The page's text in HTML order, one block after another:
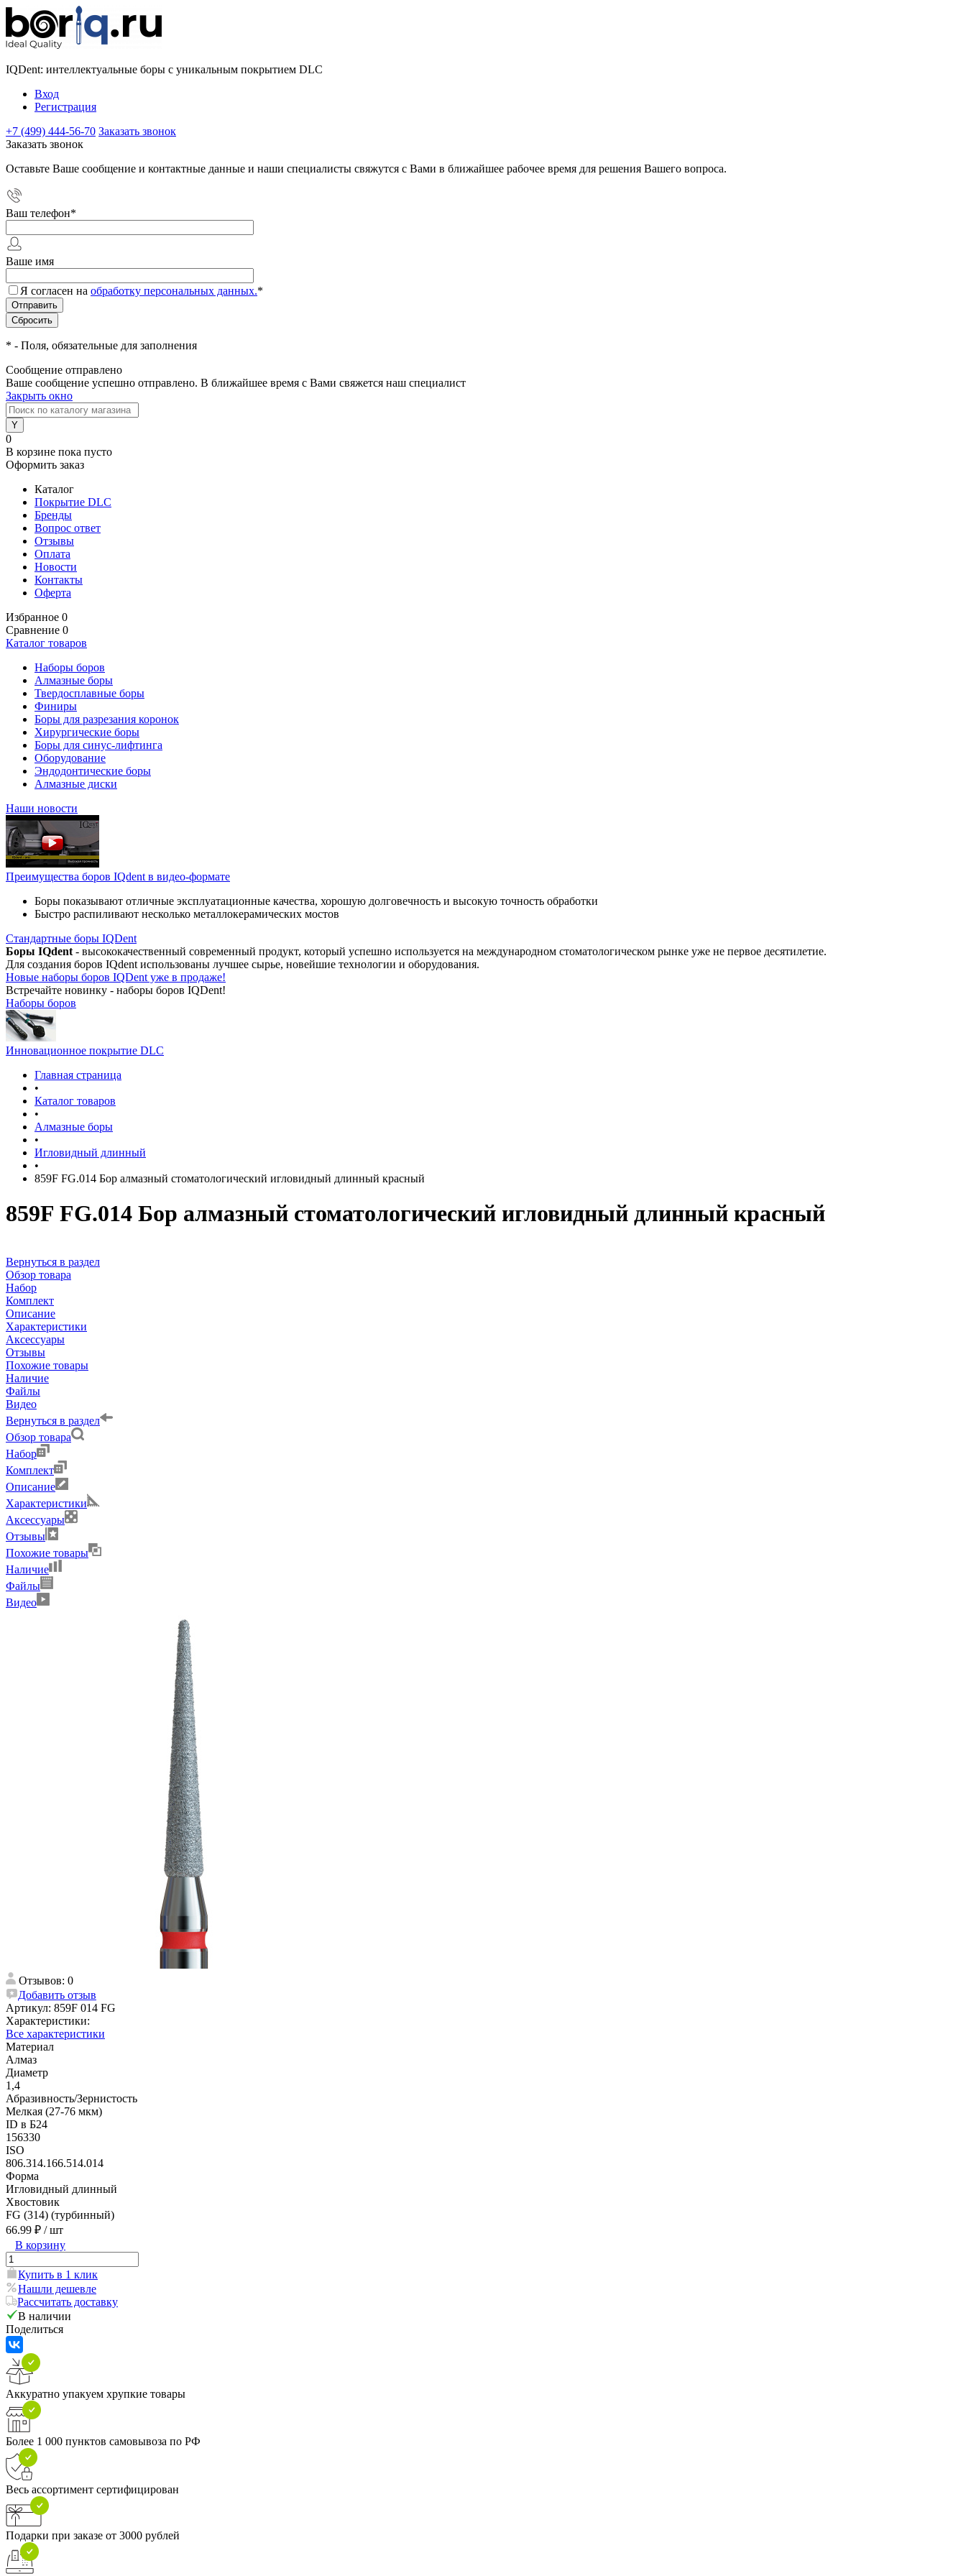
IQDent: интеллектуальные боры с уникальным покрытием DLC
Вход
Регистрация
+7 (499) 444-56-70 Заказать звонок
Заказать звонок
Оставьте Ваше сообщение и контактные данные и наши специалисты свяжутся с Вами в ближайшее рабочее время для решения Вашего вопроса.
Ваш телефон*
Ваше имя
Я согласен на обработку персональных данных.*
* - Поля, обязательные для заполнения
Сообщение отправлено
Ваше сообщение успешно отправлено. В ближайшее время с Вами свяжется наш специалист
Закрыть окно
0
В корзине пока пусто
Оформить заказ
Каталог
Покрытие DLC
Бренды
Вопрос ответ
Отзывы
Оплата
Новости
Контакты
Оферта
Избранное 0
Сравнение 0
Каталог товаров
Наборы боров
Алмазные боры
Твердосплавные боры
Финиры
Боры для разрезания коронок
Хирургические боры
Боры для синус-лифтинга
Оборудование
Эндодонтические боры
Алмазные диски
Наши новости
Преимущества боров IQdent в видео-формате
Боры показывают отличные эксплуатационные качества, хорошую долговечность и высокую точность обработки
Быстро распиливают несколько металлокерамических мостов
Стандартные боры IQDent
Боры IQdent - высококачественный современный продукт, который успешно используется на международном стоматологическом рынке уже не первое десятилетие.
Для создания боров IQdent использованы лучшее сырье, новейшие технологии и оборудования.
Новые наборы боров IQDent уже в продаже!
Встречайте новинку - наборы боров IQDent!
Наборы боров
Инновационное покрытие DLC
Главная страница
•
Каталог товаров
•
Алмазные боры
•
Игловидный длинный
•
859F FG.014 Бор алмазный стоматологический игловидный длинный красный
859F FG.014 Бор алмазный стоматологический игловидный длинный красный
Вернуться в раздел
Обзор товара
Набор
Комплект
Описание
Характеристики
Аксессуары
Отзывы
Похожие товары
Наличие
Файлы
Видео
Вернуться в раздел
Обзор товара
Набор
Комплект
Описание
Характеристики
Аксессуары
Отзывы
Похожие товары
Наличие
Файлы
Видео
Отзывов: 0
Добавить отзыв
Артикул: 859F 014 FG
Характеристики:
Все характеристики
Материал
Алмаз
Диаметр
1,4
Абразивность/Зернистость
Мелкая (27-76 мкм)
ID в Б24
156330
ISO
806.314.166.514.014
Форма
Игловидный длинный
Хвостовик
FG (314) (турбинный)
66.99 ₽ / шт
В корзину
Купить в 1 клик
Нашли дешевле
Рассчитать доставку
В наличии
Поделиться
Аккуратно упакуем хрупкие товары
Более 1 000 пунктов самовывоза по РФ
Весь ассортимент сертифицирован
Подарки при заказе от 3000 рублей